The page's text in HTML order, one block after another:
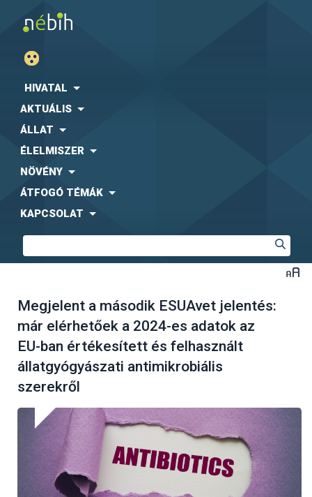
HIVATAL
AKTUÁLIS
ÁLLAT
ÉLELMISZER
NÖVÉNY
ÁTFOGÓ TÉMÁK
KAPCSOLAT
Megjelent a második ESUAvet jelentés:
már elérhetőek a 2024-es adatok az
EU-ban értékesített és felhasznált
állatgyógyászati antimikrobiális
szerekről